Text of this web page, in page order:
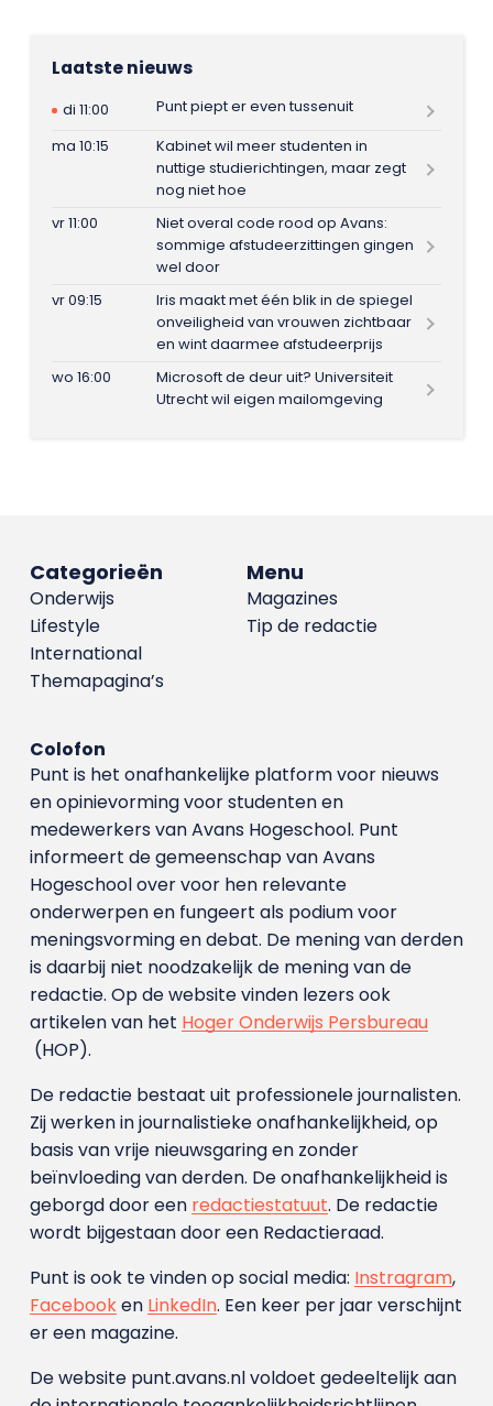
Laatste nieuws
di 11:00
Punt piept er even tussenuit
ma 10:15
Kabinet wil meer studenten in
nuttige studierichtingen, maar zegt
nog niet hoe
vr 11:00
Niet overal code rood op Avans:
sommige afstudeerzittingen gingen
wel door
vr 09:15
Iris maakt met één blik in de spiegel
onveiligheid van vrouwen zichtbaar
en wint daarmee afstudeerprijs
wo 16:00
Microsoft de deur uit? Universiteit
Utrecht wil eigen mailomgeving
Menu
Magazines
Tip de redactie
Categorieën
Onderwijs
Lifestyle
International
Themapagina’s
Colofon
Punt is het onafhankelijke platform voor nieuws
en opinievorming voor studenten en
medewerkers van Avans Hoge­school. Punt
informeert de gemeenschap van Avans
Hogeschool over voor hen relevante
onderwerpen en fungeert als podium voor
meningsvorming en debat. De mening van derden
is daarbij niet noodzakelijk de mening van de
redactie. Op de website vinden lezers ook
artikelen van het Hoger Onderwijs Persbureau
(HOP).
De redactie bestaat uit professionele journalisten.
Zij werken in journalistieke onafhankelijkheid, op
basis van vrije nieuwsgaring en zonder
beïnvloeding van derden. De onafhankelijkheid is
geborgd door een redactiestatuut. De redactie
wordt bijgestaan door een Redactieraad.
Punt is ook te vinden op social media: Instragram,
Facebooken LinkedIn. Een keer per jaar verschijnt
er een magazine.
De website punt.avans.nl voldoet gedeeltelijk aan